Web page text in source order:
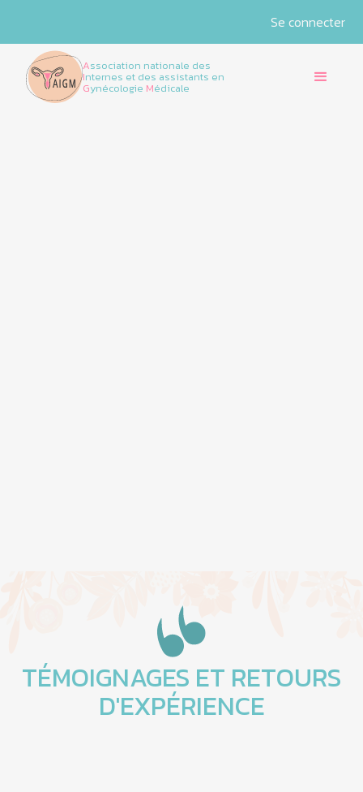
Se connecter
Association nationale des
Internes et des assistants en
Gynécologie Médicale
TÉMOIGNAGES ET RETOURS
D'EXPÉRIENCE